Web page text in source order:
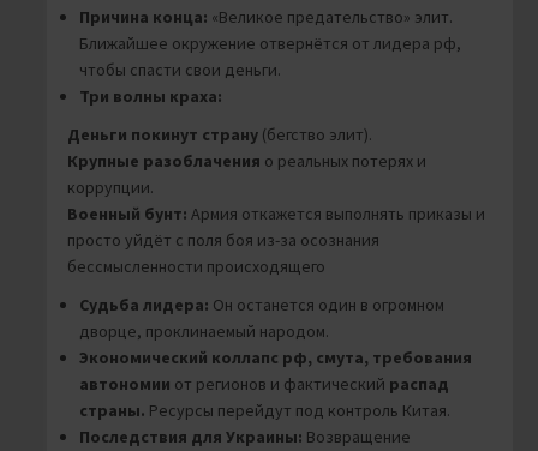
Причина конца: «Великое предательство» элит.
Ближайшее окружение отвернётся от лидера рф,
чтобы спасти свои деньги.
Три волны краха:
Деньги покинут страну (бегство элит).
Крупные разоблачения о реальных потерях и
коррупции.
Военный бунт: Армия откажется выполнять приказы и
просто уйдёт с поля боя из-за осознания
бессмысленности происходящего
Судьба лидера: Он останется один в огромном
дворце, проклинаемый народом.
Экономический коллапс рф, смута, требования
автономии от регионов и фактический распад
страны. Ресурсы перейдут под контроль Китая.
Последствия для Украины: Возвращение